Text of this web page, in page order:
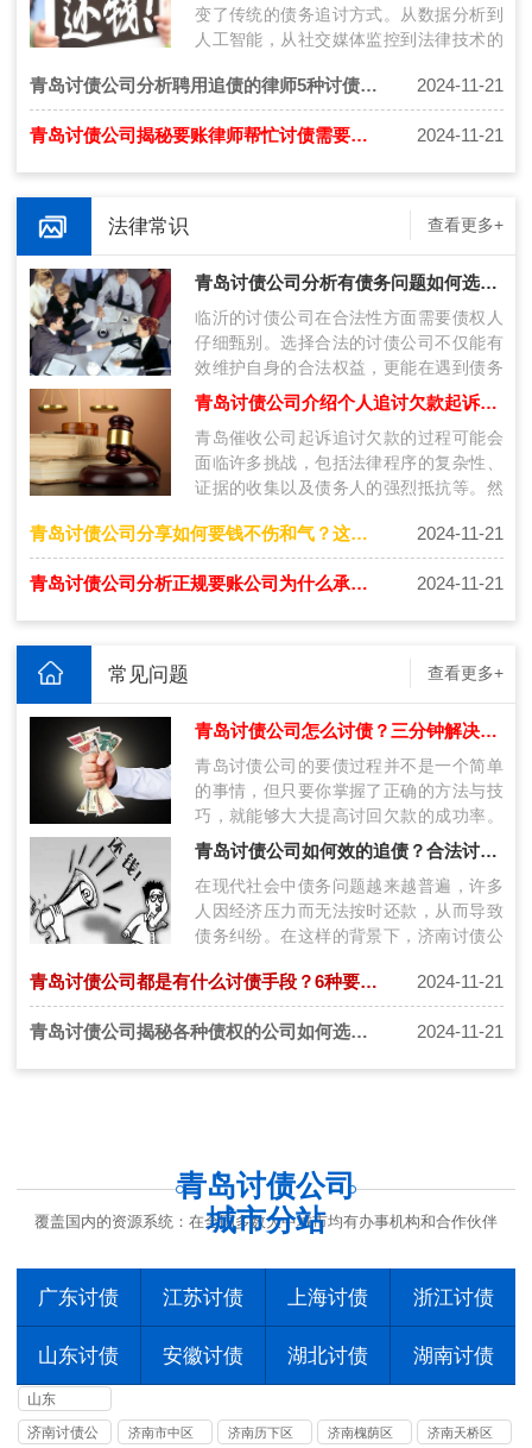
变了传统的债务追讨方式。从数据分析到
人工智能，从社交媒体监控到法律技术的
也…
青岛讨债公司分析聘用追债的律师5种讨债技巧！ 2024-11-21
青岛讨债公司揭秘要账律师帮忙讨债需要注意什么？ 2024-11-21
法律常识 查看更多+
青岛讨债公司分析有债务问题如何选择合法的催收公司！
临沂的讨债公司在合法性方面需要债权人
仔细甄别。选择合法的讨债公司不仅能有
效维护自身的合法权益，更能在遇到债务
问题时，获得专业、合法的服务。无论是
通…
青岛讨债公司介绍个人追讨欠款起诉流程是什么？
青岛催收公司起诉追讨欠款的过程可能会
面临许多挑战，包括法律程序的复杂性、
证据的收集以及债务人的强烈抵抗等。然
债…
青岛讨债公司分享如何要钱不伤和气？这几种方法更好！ 2024-11-21
青岛讨债公司分析正规要账公司为什么承诺不成功不收费！ 2024-11-21
常见问题 查看更多+
青岛讨债公司怎么讨债？三分钟解决要账问题的技巧
青岛讨债公司的要债过程并不是一个简单
的事情，但只要你掌握了正确的方法与技
巧，就能够大大提高讨回欠款的成功率。
通过理清债务情况、加强沟通、制定还款
计…
青岛讨债公司如何效的追债？合法讨债三步走！
在现代社会中债务问题越来越普遍，许多
人因经济压力而无法按时还款，从而导致
债务纠纷。在这样的背景下，济南讨债公
讨…
青岛讨债公司都是有什么讨债手段？6种要债讨债秘籍要知道！ 2024-11-21
青岛讨债公司揭秘各种债权的公司如何选择更安全？ 2024-11-21
青岛讨债公司
城市分站
覆盖国内的资源系统：在全国多数大中城市均有办事机构和合作伙伴
广东讨债 江苏讨债 上海讨债 浙江讨债
山东讨债 安徽讨债 湖北讨债 湖南讨债
山东
济南讨债公
济南市中区
济南历下区
济南槐荫区
济南天桥区